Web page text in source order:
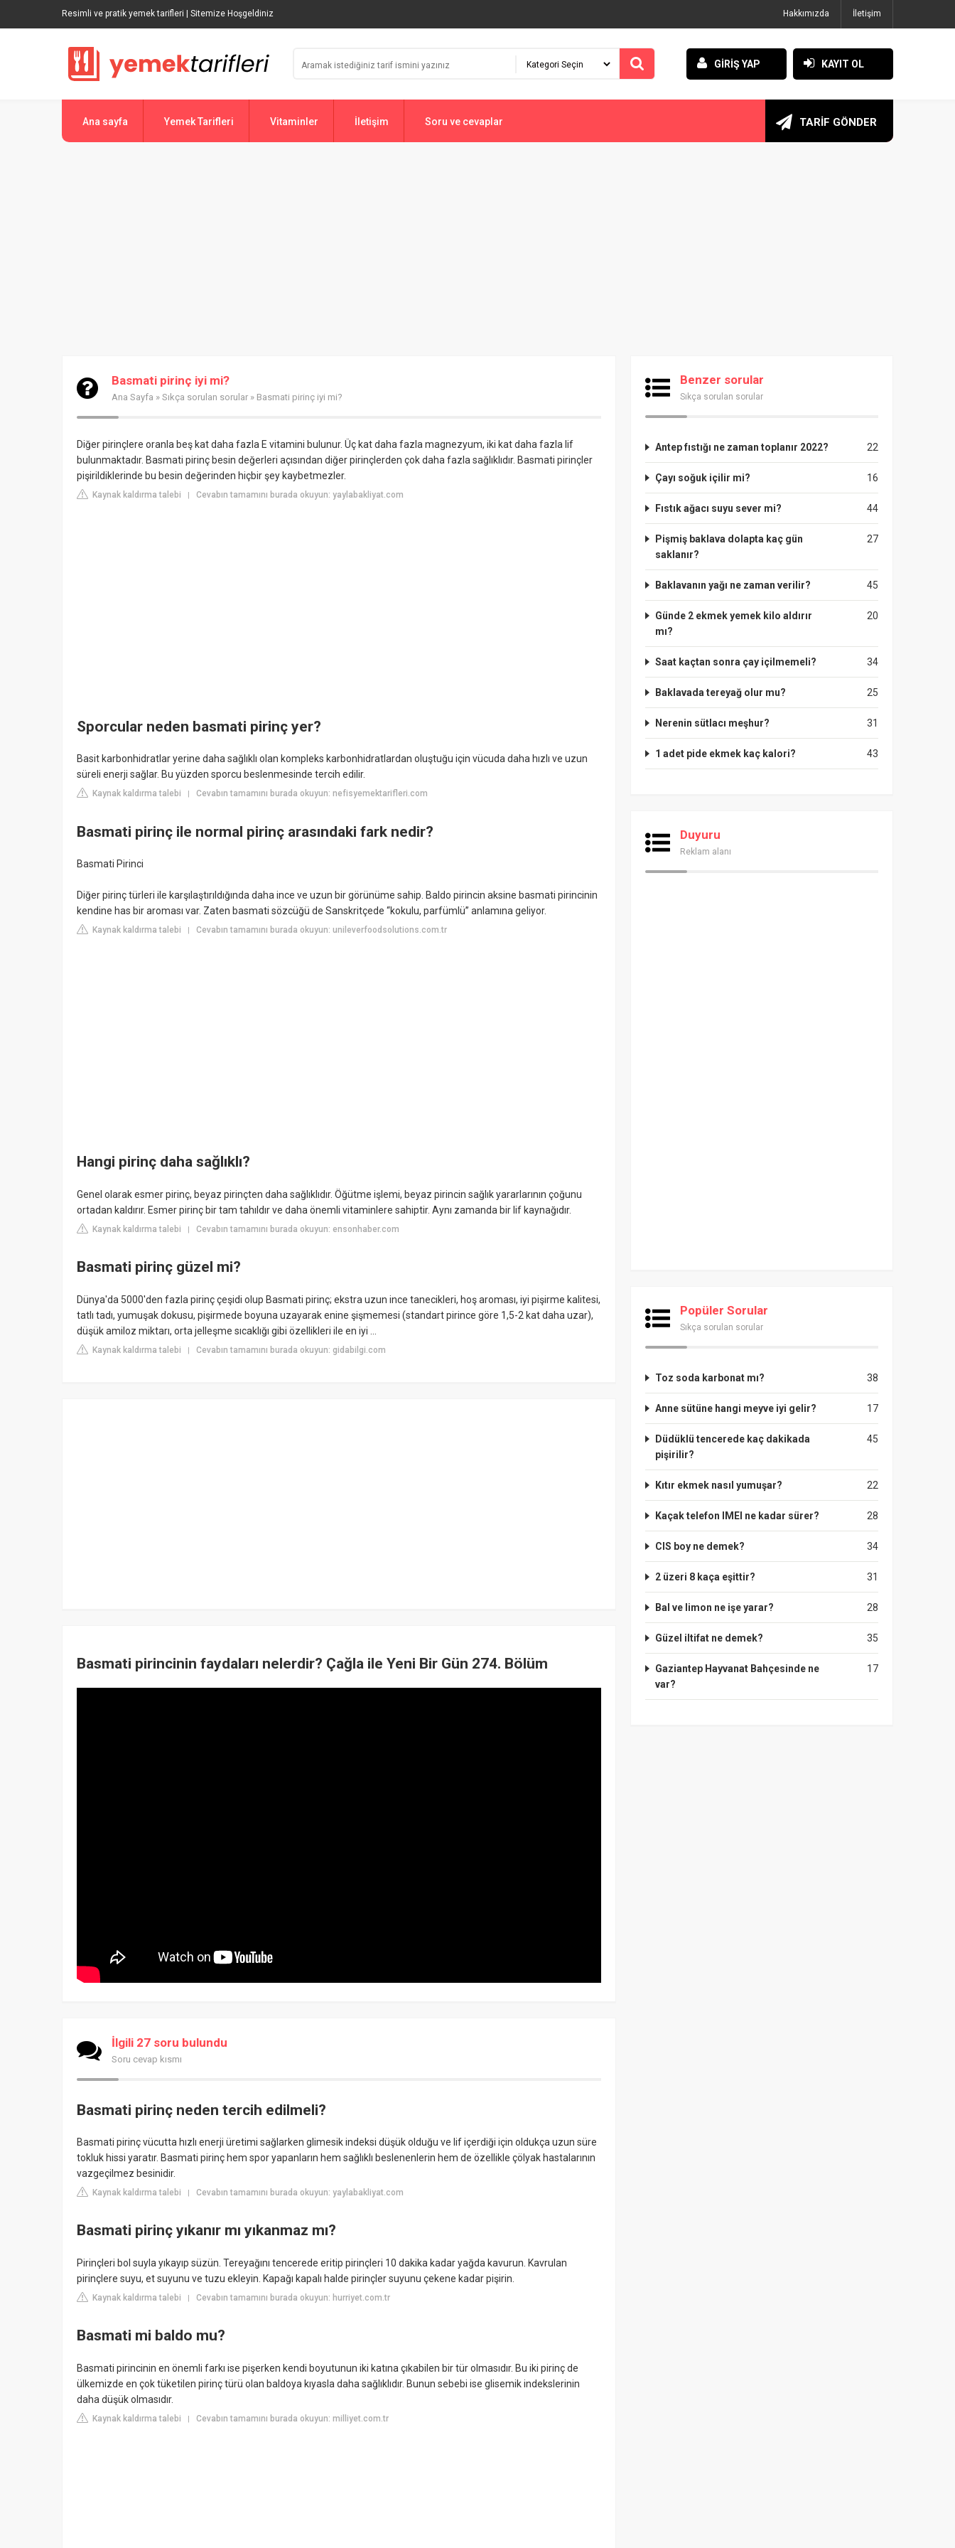
Resimli ve pratik yemek tarifleri | Sitemize Hoşgeldiniz Hakkımızda İletişim
GİRİŞ YAP KAYIT OL
Ana sayfa Yemek Tarifleri Vitaminler İletişim Soru ve cevaplar TARİF GÖNDER
Basmati pirinç iyi mi?
Ana Sayfa » Sıkça sorulan sorular » Basmati pirinç iyi mi?
Diğer pirinçlere oranla beş kat daha fazla E vitamini bulunur. Üç kat daha fazla magnezyum, iki kat daha fazla lif
bulunmaktadır. Basmati pirinç besin değerleri açısından diğer pirinçlerden çok daha fazla sağlıklıdır. Basmati pirinçler
pişirildiklerinde bu besin değerinden hiçbir şey kaybetmezler.
Kaynak kaldırma talebi | Cevabın tamamını burada okuyun: yaylabakliyat.com
Sporcular neden basmati pirinç yer?
Basit karbonhidratlar yerine daha sağlıklı olan kompleks karbonhidratlardan oluştuğu için vücuda daha hızlı ve uzun
süreli enerji sağlar. Bu yüzden sporcu beslenmesinde tercih edilir.
Kaynak kaldırma talebi Cevabın tamamını burada okuyun: nefisyemektarifleri.com
Basmati pirinç ile normal pirinç arasındaki fark nedir?
Basmati Pirinci
Diğer pirinç türleri ile karşılaştırıldığında daha ince ve uzun bir görünüme sahip. Baldo pirincin aksine basmati pirincinin
kendine has bir aroması var. Zaten basmati sözcüğü de Sanskritçede “kokulu, parfümlü” anlamına geliyor.
Kaynak kaldırma talebi Cevabın tamamını burada okuyun: unileverfoodsolutions.com.tr
Hangi pirinç daha sağlıklı?
Genel olarak esmer pirinç, beyaz pirinçten daha sağlıklıdır. Öğütme işlemi, beyaz pirincin sağlık yararlarının çoğunu
ortadan kaldırır. Esmer pirinç bir tam tahıldır ve daha önemli vitaminlere sahiptir. Aynı zamanda bir lif kaynağıdır.
Kaynak kaldırma talebi | Cevabın tamamını burada okuyun: ensonhaber.com
Basmati pirinç güzel mi?
Dünya'da 5000'den fazla pirinç çeşidi olup Basmati pirinç; ekstra uzun ince tanecikleri, hoş aroması, iyi pişirme kalitesi,
tatlı tadı, yumuşak dokusu, pişirmede boyuna uzayarak enine şişmemesi (standart pirince göre 1,5-2 kat daha uzar),
düşük amiloz miktarı, orta jelleşme sıcaklığı gibi özellikleri ile en iyi ...
Kaynak kaldırma talebi | Cevabın tamamını burada okuyun: gidabilgi.com
Basmati pirincinin faydaları nelerdir? Çağla ile Yeni Bir Gün 274. Bölüm
İlgili 27 soru bulundu
Soru cevap kısmı
Basmati pirinç neden tercih edilmeli?
Basmati pirinç vücutta hızlı enerji üretimi sağlarken glimesik indeksi düşük olduğu ve lif içerdiği için oldukça uzun süre
tokluk hissi yaratır. Basmati pirinç hem spor yapanların hem sağlıklı beslenenlerin hem de özellikle çölyak hastalarının
vazgeçilmez besinidir.
Kaynak kaldırma talebi | Cevabın tamamını burada okuyun: yaylabakliyat.com
Basmati pirinç yıkanır mı yıkanmaz mı?
Pirinçleri bol suyla yıkayıp süzün. Tereyağını tencerede eritip pirinçleri 10 dakika kadar yağda kavurun. Kavrulan
pirinçlere suyu, et suyunu ve tuzu ekleyin. Kapağı kapalı halde pirinçler suyunu çekene kadar pişirin.
Kaynak kaldırma talebi | Cevabın tamamını burada okuyun: hurriyet.com.tr
Basmati mi baldo mu?
Basmati pirincinin en önemli farkı ise pişerken kendi boyutunun iki katına çıkabilen bir tür olmasıdır. Bu iki pirinç de
ülkemizde en çok tüketilen pirinç türü olan baldoya kıyasla daha sağlıklıdır. Bunun sebebi ise glisemik indekslerinin
daha düşük olmasıdır.
Kaynak kaldırma talebi | Cevabın tamamını burada okuyun: milliyet.com.tr
Benzer sorular
Sıkça sorulan sorular
22
Antep fıstığı ne zaman toplanır 2022?
16
Çayı soğuk içilir mi?
44
Fıstık ağacı suyu sever mi?
27
Pişmiş baklava dolapta kaç gün
saklanır?
45
Baklavanın yağı ne zaman verilir?
20
Günde 2 ekmek yemek kilo aldırır
mı?
34
Saat kaçtan sonra çay içilmemeli?
25
Baklavada tereyağ olur mu?
31
Nerenin sütlacı meşhur?
43
1 adet pide ekmek kaç kalori?
Duyuru
Reklam alanı
Popüler Sorular
Sıkça sorulan sorular
38
Toz soda karbonat mı?
17
Anne sütüne hangi meyve iyi gelir?
45
Düdüklü tencerede kaç dakikada
pişirilir?
22
Kıtır ekmek nasıl yumuşar?
28
Kaçak telefon IMEI ne kadar sürer?
34
CIS boy ne demek?
31
2 üzeri 8 kaça eşittir?
28
Bal ve limon ne işe yarar?
35
Güzel iltifat ne demek?
17
Gaziantep Hayvanat Bahçesinde ne
var?